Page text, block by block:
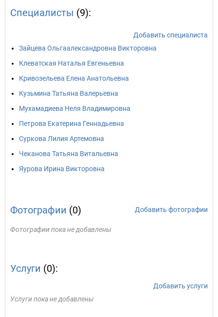
Специалисты (9):
Добавить специалиста
Зайцева Ольгаалександровна Викторовна
Клеватская Наталья Евгеньевна
Кривозельева Елена Анатольевна
Кузьмина Татьяна Валерьевна
Мухамадиева Неля Владимировна
Петрова Екатерина Геннадьевна
Суркова Лилия Артемовна
Чеканова Татьяна Витальевна
Яурова Ирина Викторовна
Фотографии (0) Добавить фотографии
Фотографии пока не добавлены
Услуги (0):
Добавить услуги
Услуги пока не добавлены